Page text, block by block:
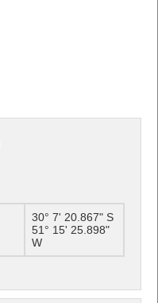
30° 7' 20.867" S
51° 15' 25.898"
W